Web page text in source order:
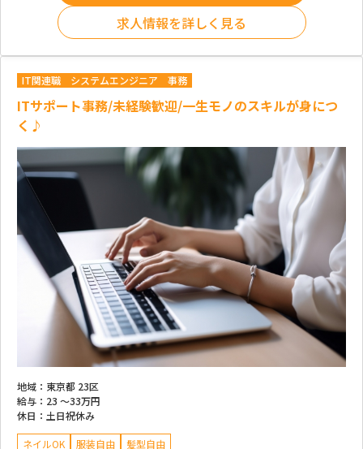
求人情報を詳しく見る
IT関連職 システムエンジニア 事務
ITサポート事務/未経験歓迎/一生モノのスキルが身につ
く♪
地域： 東京都 23区
給与： 23 ～33万円
休日： 土日祝休み
ネイルOK 服装自由 髪型自由